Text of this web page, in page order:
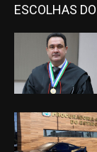
ESCOLHAS